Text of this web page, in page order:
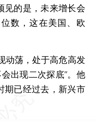
见的是，未来增长会
数，这在美国、欧
荡，处于高危高发
出现二次探底”。他
期已经过去，新兴市